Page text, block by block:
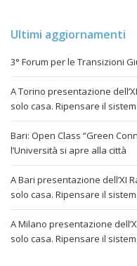
Ultimi aggiornamenti
3° Forum per le Transizioni
A Torino presentazione
solo casa. Ripensare il
Bari: Open Class “Green
l’Università si apre alla città
A Bari presentazione dell’XI
solo casa. Ripensare il
A Milano presentazione
solo casa. Ripensare il